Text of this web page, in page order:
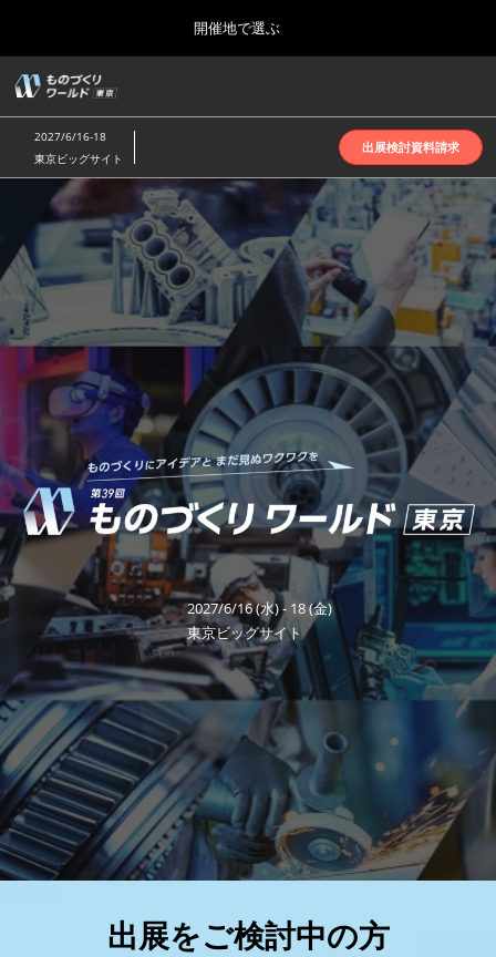
プ
し
進
to
close
the
開催地で選ぶ
名古屋展(4月)
2027年04月07日
ポートメッセなごや | Port Messe Nagoya
東京展(6月)
2027年06月16日
東京ビッグサイト | Tokyo Big Sight
大阪展(10月)
2026年10月07日
インテックス大阪 | INTEX Osaka
福岡展(12月)
2026年12月02日
マリンメッセ福岡｜MARIN MESSE Fukuoka
ー
ナ
ビ
ー
シ
ョ
ン
を
た
た
む
2027/6/16-18
東京ビッグサイト
出展検討資料請求
も
の
づ
く
り
ワ
ー
ル
ド
東
2027/6/16 (水) - 18 (金)
東京ビッグサイト
出展をご検討中の方